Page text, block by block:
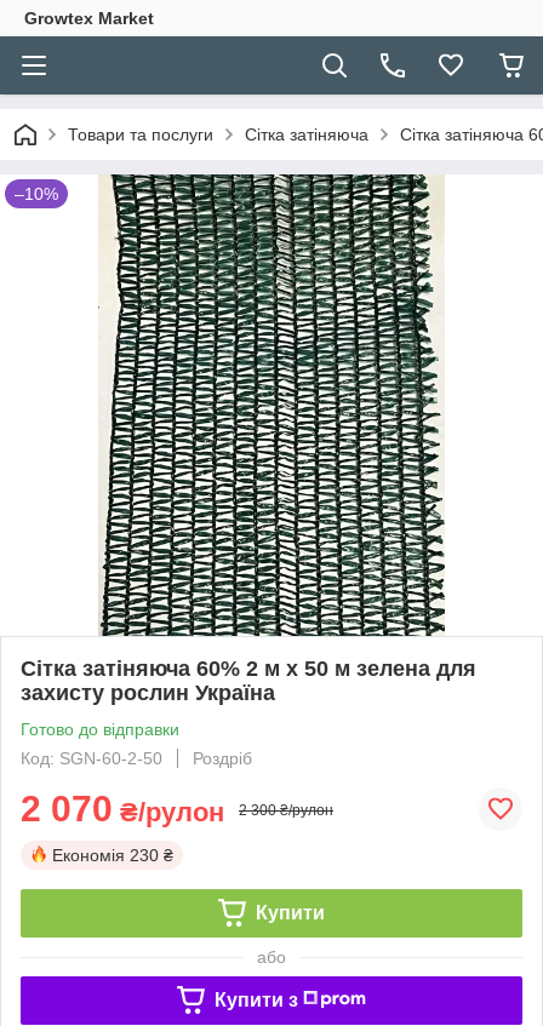
Growtex Market
Товари та послуги Сітка затіняюча Сітка затіняюча
–10%
Сітка затіняюча 60% 2 м х 50 м зелена для
захисту рослин Україна
Готово до відправки
Код: SGN-60-2-50
Роздріб
2 070 ₴/рулон 2 300 ₴/рулон
Економія 230 ₴
Купити
або
Купити з